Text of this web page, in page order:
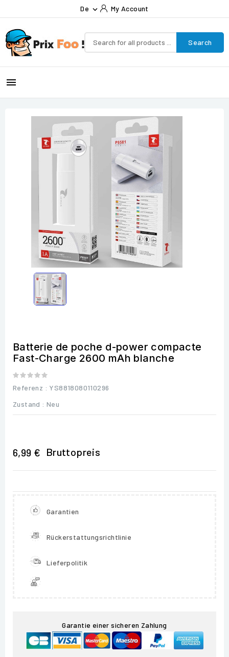
De  My Account
Search

Batterie de poche d-power compacte
Fast-Charge 2600 mAh blanche
Referenz : YS8818080110296
Zustand : Neu
6,99 € Bruttopreis
Garantien
Rückerstattungsrichtlinie
Lieferpolitik
Garantie einer sicheren Zahlung